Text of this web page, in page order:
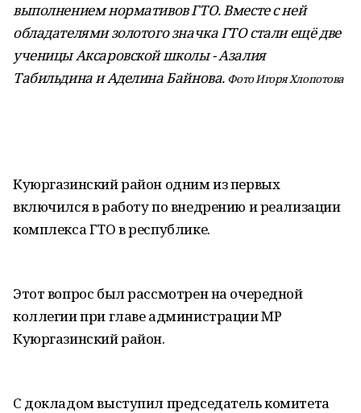
выполнением нормативов ГТО. Вместе с ней
обладателями золотого значка ГТО стали ещё две
ученицы Аксаровской школы - Азалия
Табильдина и Аделина Байнова. Фото Игоря Хлопотова
Куюргазинский район одним из первых
включился в работу по внедрению и реализации
комплекса ГТО в республике.
Этот вопрос был рассмотрен на очередной
коллегии при главе администрации МР
Куюргазинский район.
С докладом выступил председатель комитета